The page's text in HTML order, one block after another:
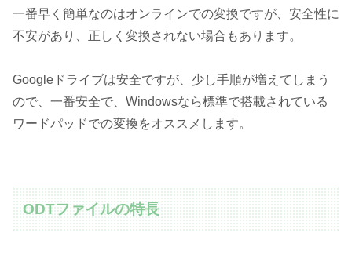
一番早く簡単なのはオンラインでの変換ですが、安全性に
不安があり、正しく変換されない場合もあります。
Googleドライブは安全ですが、少し手順が増えてしまう
ので、一番安全で、Windowsなら標準で搭載されている
ワードパッドでの変換をオススメします。
ODTファイルの特長